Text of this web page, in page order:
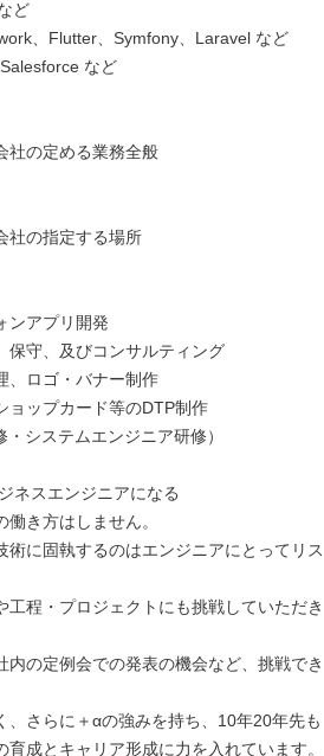
ど
、Flutter、Symfony、Laravel など
など
社の定める業務全般
社の指定する場所
ンアプリ開発
保守、及びコンサルティング
、ロゴ・バナー制作
ョップカード等のDTP制作
システムエンジニア研修）
ネスエンジニアになる
き方はしません。
に固執するのはエンジニアにとってリス
程・プロジェクトにも挑戦していただき
の定例会での発表の機会など、挑戦でき
、さらに＋αの強みを持ち、10年20年先も
成とキャリア形成に力を入れています。